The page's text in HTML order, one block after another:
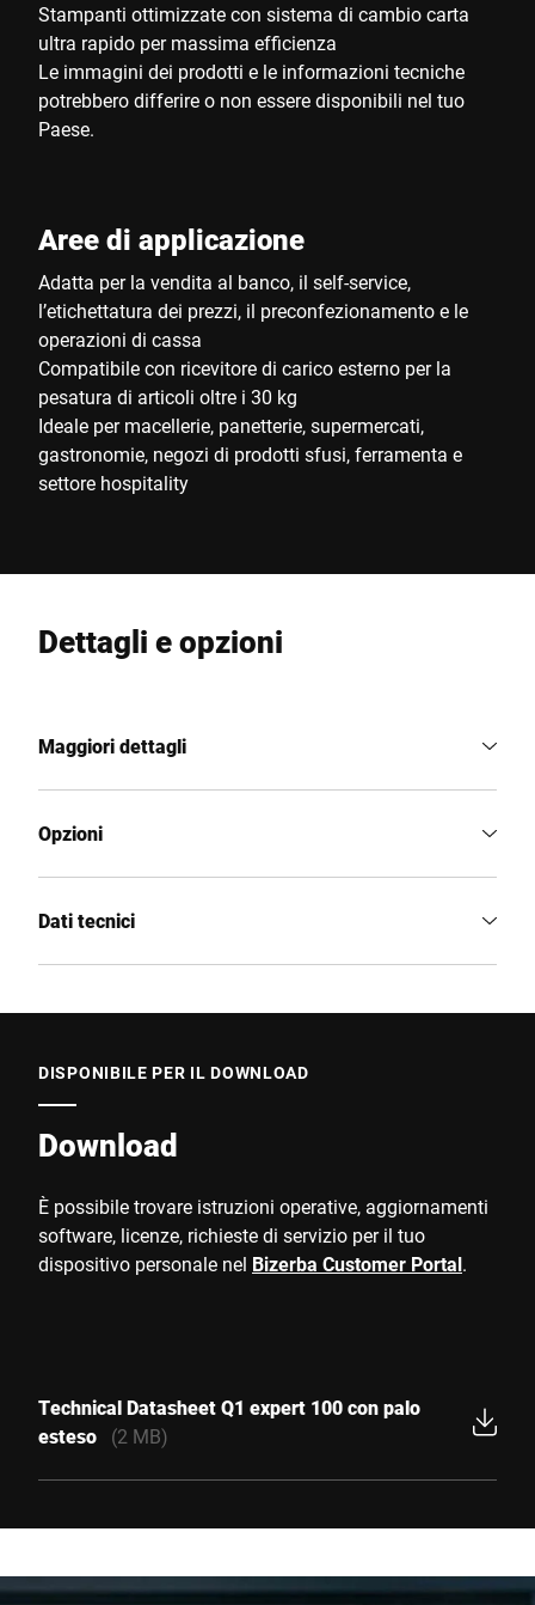
Stampanti ottimizzate con sistema di cambio carta
ultra rapido per massima efficienza
Le immagini dei prodotti e le informazioni tecniche
potrebbero differire o non essere disponibili nel tuo
Paese.
Aree di applicazione
Adatta per la vendita al banco, il self-service,
l’etichettatura dei prezzi, il preconfezionamento e le
operazioni di cassa
Compatibile con ricevitore di carico esterno per la
pesatura di articoli oltre i 30 kg
Ideale per macellerie, panetterie, supermercati,
gastronomie, negozi di prodotti sfusi, ferramenta e
settore hospitality
Dettagli e opzioni
Maggiori dettagli
Opzioni
Dati tecnici
DISPONIBILE PER IL DOWNLOAD
Download
È possibile trovare istruzioni operative, aggiornamenti
software, licenze, richieste di servizio per il tuo
dispositivo personale nel Bizerba Customer Portal.
Technical Datasheet Q1 expert 100 con palo
esteso
(2 MB)